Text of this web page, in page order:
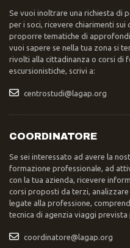
Se vuoi inoltrare una richiesta di
per i soci, ricevere chiarimenti
proporre tematiche di
vuoi sapere se nella tua zona si
rivolti alla cittadinanza o corsi di
escursionistiche, scrivi a:
centrostudi@lagap.org
COORDINATORE
Se sei interessato ad avere la
formazione professionale, ad
con la tua azienda, ricevere
corsi proposti da terzi,
legate alla professione,
tecnica di agenzia viaggi prevista
coordinatore@lagap.org